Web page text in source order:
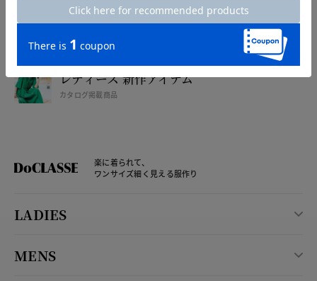
レディース セール情報一覧
WEB限定お得なセール
レディース 新作アイテム
カタログ掲載商品
楽に着られて、
ワンサイズ細く見える服作り
LADIES
MENS